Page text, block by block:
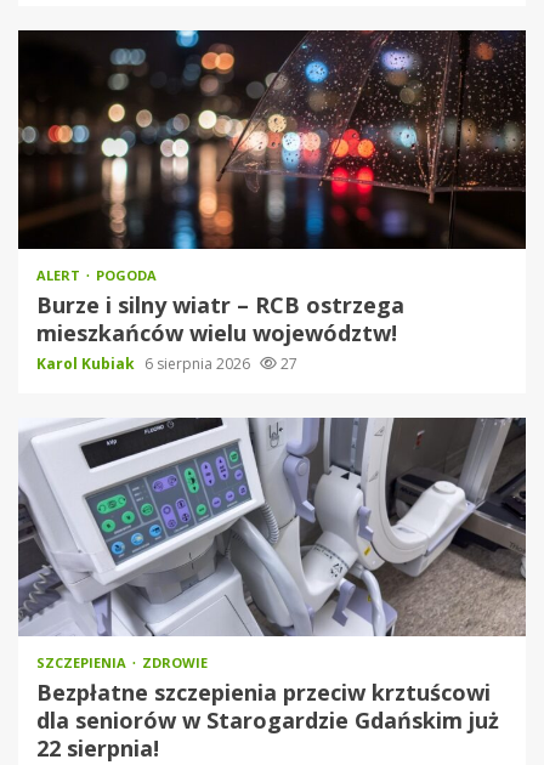
ALERT POGODA
Burze i silny wiatr – RCB ostrzega
mieszkańców wielu województw!
Karol Kubiak 6 sierpnia 2026 27
SZCZEPIENIA ZDROWIE
Bezpłatne szczepienia przeciw krztuścowi
dla seniorów w Starogardzie Gdańskim już
22 sierpnia!